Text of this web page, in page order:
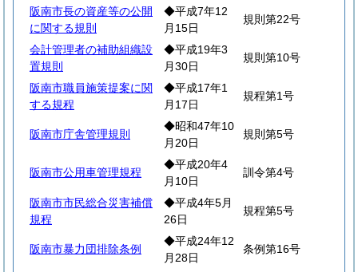
阪南市長の資産等の公開
に関する規則
◆平成7年12
月15日
規則第22号
会計管理者の補助組織設
置規則
◆平成19年3
月30日
規則第10号
阪南市職員施策提案に関
する規程
◆平成17年1
月17日
規程第1号
阪南市庁舎管理規則
◆昭和47年10
月20日
規則第5号
阪南市公用車管理規程
◆平成20年4
月10日
訓令第4号
阪南市市民総合災害補償
規程
◆平成4年5月
26日
規程第5号
阪南市暴力団排除条例
◆平成24年12
月28日
条例第16号